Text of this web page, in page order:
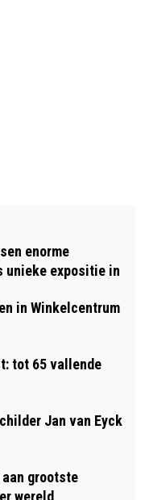
enorme
unieke expositie in
in Winkelcentrum
tot 65 vallende
Jan van Eyck
grootste
wereld